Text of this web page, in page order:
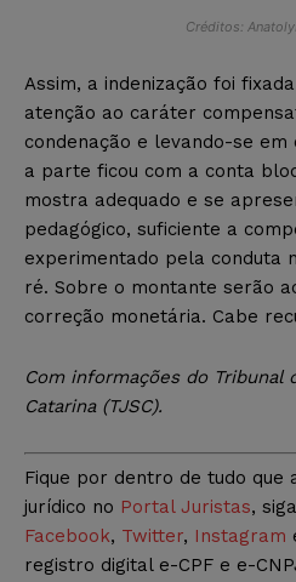
Créditos:
Assim, a indenização foi
atenção ao caráter
condenação e levando-se
a parte ficou com a conta
mostra adequado e se
pedagógico, suficiente a
experimentado pela conduta
ré. Sobre o montante serão
correção monetária. Cabe
Com informações do Tribunal
Catarina (TJSC).
Fique por dentro de tudo que
jurídico no Portal Juristas,
Facebook, Twitter, Instagram
registro digital e-CPF e e-